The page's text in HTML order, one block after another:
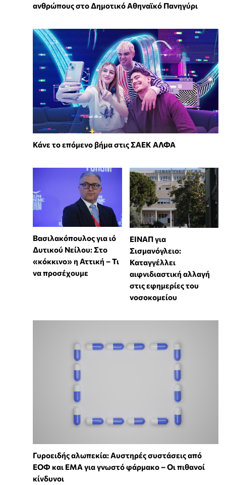
ανθρώπους στο Δημοτικό Αθηναϊκό Πανηγύρι
Κάνε το επόμενο βήμα στις ΣΑΕΚ ΑΛΦΑ
Βασιλακόπουλος για ιό
Δυτικού Νείλου: Στο
«κόκκινο» η Αττική – Τι
να προσέχουμε
ΕΙΝΑΠ για
Σισμανόγλειο:
Καταγγέλλει
αιφνιδιαστική αλλαγή
στις εφημερίες του
νοσοκομείου
Γυροειδής αλωπεκία: Αυστηρές συστάσεις από
ΕΟΦ και EMA για γνωστό φάρμακο – Οι πιθανοί
κίνδυνοι